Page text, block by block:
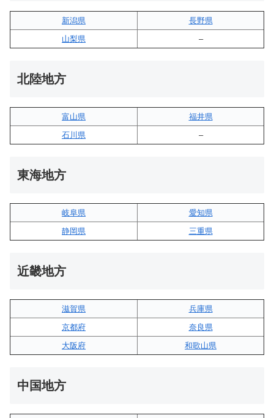
新潟県
長野県
山梨県
–
北陸地方
富山県
福井県
石川県
–
東海地方
岐阜県
愛知県
静岡県
三重県
近畿地方
滋賀県
兵庫県
京都府
奈良県
大阪府
和歌山県
中国地方